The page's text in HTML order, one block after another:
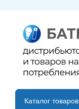
B2B портал
Каталог товаров